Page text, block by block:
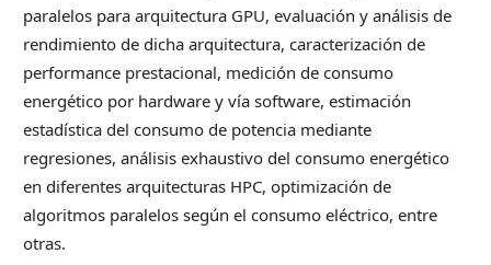
paralelos para arquitectura GPU, evaluación y análisis de
rendimiento de dicha arquitectura, caracterización de
performance prestacional, medición de consumo
energético por hardware y vía software, estimación
estadística del consumo de potencia mediante
regresiones, análisis exhaustivo del consumo energético
en diferentes arquitecturas HPC, optimización de
algoritmos paralelos según el consumo eléctrico, entre
otras.